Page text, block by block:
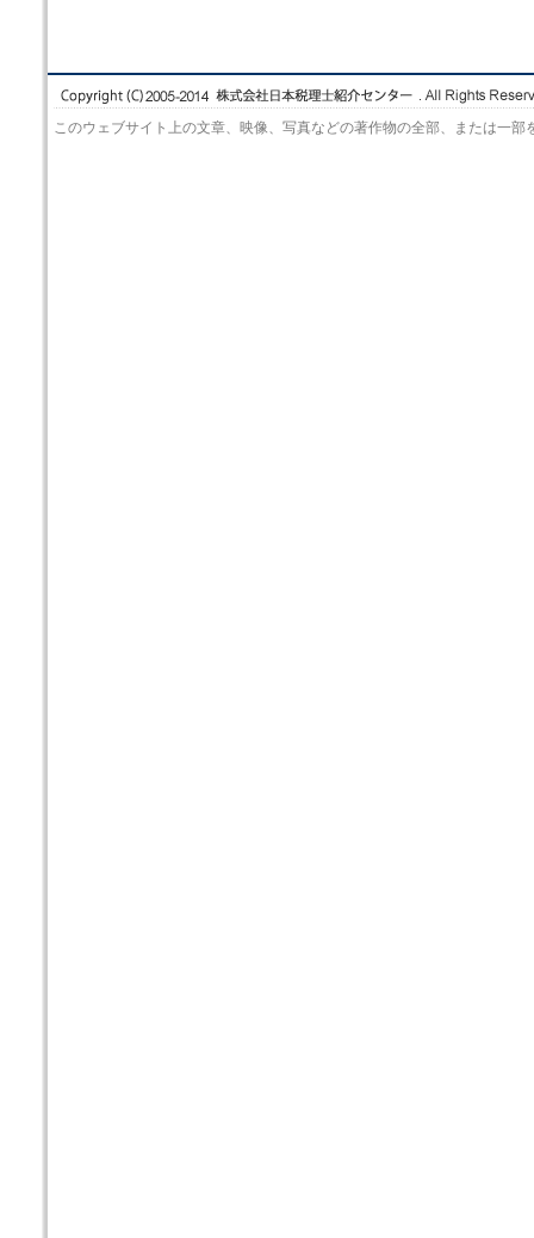
このウェブサイト上の文章、映像、写真などの著作物の全部、または一